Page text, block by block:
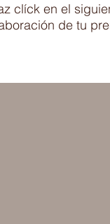
clíck en el
de tu